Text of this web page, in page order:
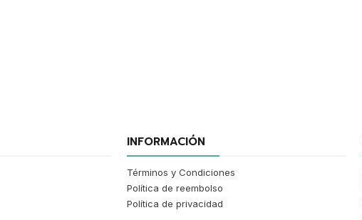
INFORMACIÓN
Términos y Condiciones
Política de reembolso
Política de privacidad